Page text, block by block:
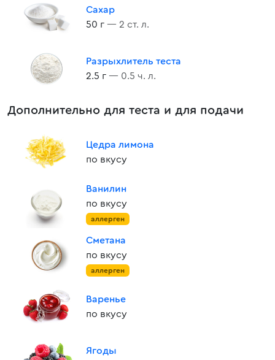
Сахар
50 г — 2 ст. л.
Разрыхлитель теста
2.5 г — 0.5 ч. л.
Дополнительно для теста и для подачи
Цедра лимона
по вкусу
Ванилин
по вкусу
аллерген
Сметана
по вкусу
аллерген
Варенье
по вкусу
Ягоды